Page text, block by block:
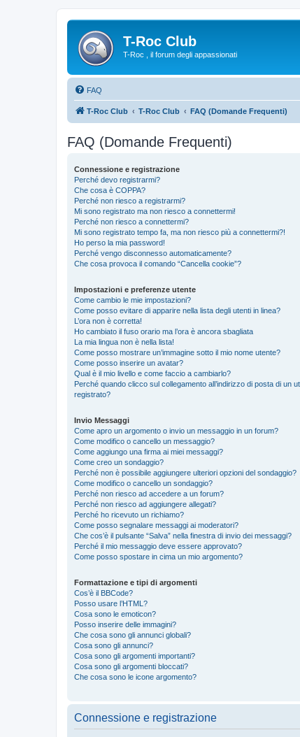
T-Roc Club
T-Roc , il forum degli appassionati
FAQ
T-Roc Club T-Roc Club FAQ (Domande Frequenti)
FAQ (Domande Frequenti)
Connessione e registrazione
Perché devo registrarmi?
Che cosa è COPPA?
Perché non riesco a registrarmi?
Mi sono registrato ma non riesco a connettermi!
Perché non riesco a connettermi?
Mi sono registrato tempo fa, ma non riesco più a connettermi?!
Ho perso la mia password!
Perché vengo disconnesso automaticamente?
Che cosa provoca il comando “Cancella cookie”?
Impostazioni e preferenze utente
Come cambio le mie impostazioni?
Come posso evitare di apparire nella lista degli utenti in linea?
L’ora non è corretta!
Ho cambiato il fuso orario ma l’ora è ancora sbagliata
La mia lingua non è nella lista!
Come posso mostrare un’immagine sotto il mio nome utente?
Come posso inserire un avatar?
Qual è il mio livello e come faccio a cambiarlo?
Perché quando clicco sul collegamento all’indirizzo di posta di un
registrato?
Invio Messaggi
Come apro un argomento o invio un messaggio in un forum?
Come modifico o cancello un messaggio?
Come aggiungo una firma ai miei messaggi?
Come creo un sondaggio?
Perché non è possibile aggiungere ulteriori opzioni del sondaggio?
Come modifico o cancello un sondaggio?
Perché non riesco ad accedere a un forum?
Perché non riesco ad aggiungere allegati?
Perché ho ricevuto un richiamo?
Come posso segnalare messaggi ai moderatori?
Che cos’è il pulsante “Salva” nella finestra di invio dei messaggi?
Perché il mio messaggio deve essere approvato?
Come posso spostare in cima un mio argomento?
Formattazione e tipi di argomenti
Cos’è il BBCode?
Posso usare l’HTML?
Cosa sono le emoticon?
Posso inserire delle immagini?
Che cosa sono gli annunci globali?
Cosa sono gli annunci?
Cosa sono gli argomenti importanti?
Cosa sono gli argomenti bloccati?
Che cosa sono le icone argomento?
Connessione e registrazione